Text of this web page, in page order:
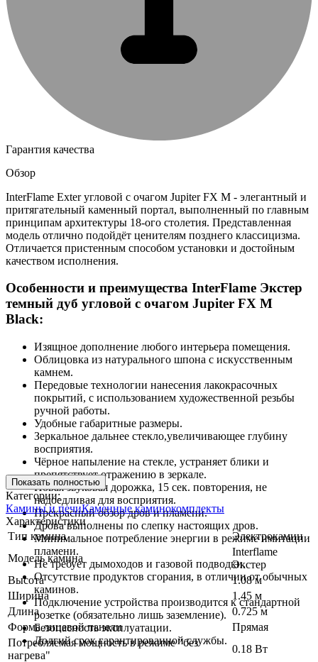
Гарантия качества
Обзор
InterFlame Exter угловой с очагом Jupiter FX M - элегантный и
притягательный каменный портал, выполненный по главным
принципам архитектуры 18-ого столетия. Представленная
модель отлично подойдёт ценителям позднего классицизма.
Отличается пристенным способом установки и достойным
качеством исполнения.
Особенности и преимущества InterFlame Экстер
темный дуб угловой с очагом Jupiter FX M
Black:
Изящное дополнение любого интерьера помещения.
Облицовка из натурального шпона с искусственным
камнем.
Передовые технологии нанесения лакокрасочных
покрытий, с использованием художественной резьбы
ручной работы.
Удобные габаритные размеры.
Зеркальное дальнее стекло,увеличивающее глубину
восприятия.
Чёрное напыление на стекле, устраняет блики и
препятствует отражению в зеркале.
Новая звуковая дорожка, 15 сек. повторения, не
надоедливая для восприятия.
Прекрасный обзор дров и пламени.
Дрова выполнены по слепку настоящих дров.
Минимальное потребление энергии в режиме имитации
пламени.
Не требует дымоходов и газовой подводки.
Отсутствие продуктов сгорания, в отличии от обычных
каминов.
Подключение устройства производится к стандартной
розетке (обязательно лишь заземление).
Безопасность эксплуатации.
Долгий срок гарантированной службы.
Показать полностью
Категории:
Камины и печиКаменные каминокомплекты
Характеристики
Тип камина
Электрокамин
Модель камина
Interflame
Экстер
Высота
1.08 м
Ширина
1.45 м
Длина
0.725 м
Форма лицевой панели
Прямая
Потребляемая мощность в режиме "без
нагрева"
0.18 Вт